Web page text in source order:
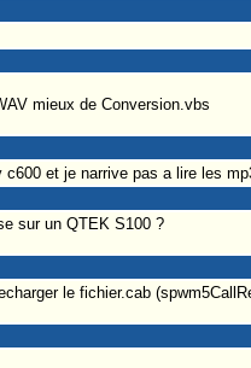
mieux de Conversion.vbs
et je narrive pas a lire les
sur un QTEK S100 ?
le fichier.cab